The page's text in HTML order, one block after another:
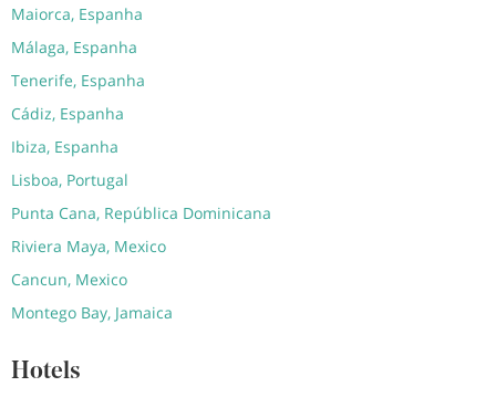
Maiorca, Espanha
Málaga, Espanha
Tenerife, Espanha
Cádiz, Espanha
Ibiza, Espanha
Lisboa, Portugal
Punta Cana, República Dominicana
Riviera Maya, Mexico
Cancun, Mexico
Montego Bay, Jamaica
Hotels